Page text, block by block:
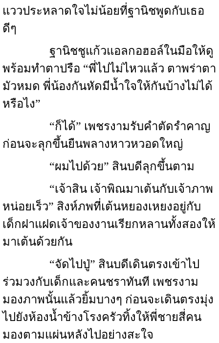
แววประหลาดใจไม่น้อยที่ฐานิชพูดกับเธอ
ดีๆ
ฐานิชชูแก้วแอลกอฮอล์ในมือให้ดู
พร้อมทำตาปรือ “พี่ไปไม่ไหวแล้ว ตาพร่าตา
มัวหมด พี่น้องกันหัดมีน้ำใจให้กันบ้างไม่ได้
หรือไง”
“ก็ได้” เพชรงามรับคำตัดรำคาญ
ก่อนจะลุกขึ้นยืนพลางหาวหวอดใหญ่
“ผมไปด้วย” สินบดีลุกขึ้นตาม
“เจ้าสิน เจ้าพิณมาเต้นกับเจ้าภาพ
หน่อยเร็ว” สิงห์ภพที่เต้นหยองเหยงอยู่กับ
เด็กฝาแฝดเจ้าของงานเรียกหลานทั้งสองให้
มาเต้นด้วยกัน
“จัดไปปู่” สินบดีเดินตรงเข้าไป
ร่วมวงกับเด็กและคนชราทันที เพชรงาม
มองภาพนั้นแล้วยิ้มบางๆ ก่อนจะเดินตรงมุ่ง
ไปยังห้องน้ำข้างโรงครัวทิ้งให้พี่ชายสี่คน
มองตามแผ่นหลังไปอย่างสะใจ